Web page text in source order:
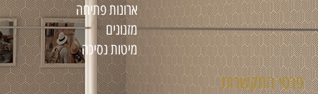
ארונות פתיחה
מזנונים
מיטות נסיכה
פרטי התקשרות